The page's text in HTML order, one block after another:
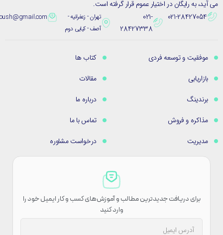
به رایگان در اختیار عموم قرار گرفته است.
021-28427054
021-
28427338
تهران - زعفرانیه -
آصف - کیایی دوم
eybpoush@gmail.com
موفقیت و توسعه فردی
بازاریابی
برندینگ
مذاکره و فروش
مدیریت
کتاب ها
مقالات
درباره ما
تماس با ما
درخواست مشاوره
برای دریافت جدیدترین مطالب و آموزش‌های کسب و کار ایمیل خود را
وارد کنید